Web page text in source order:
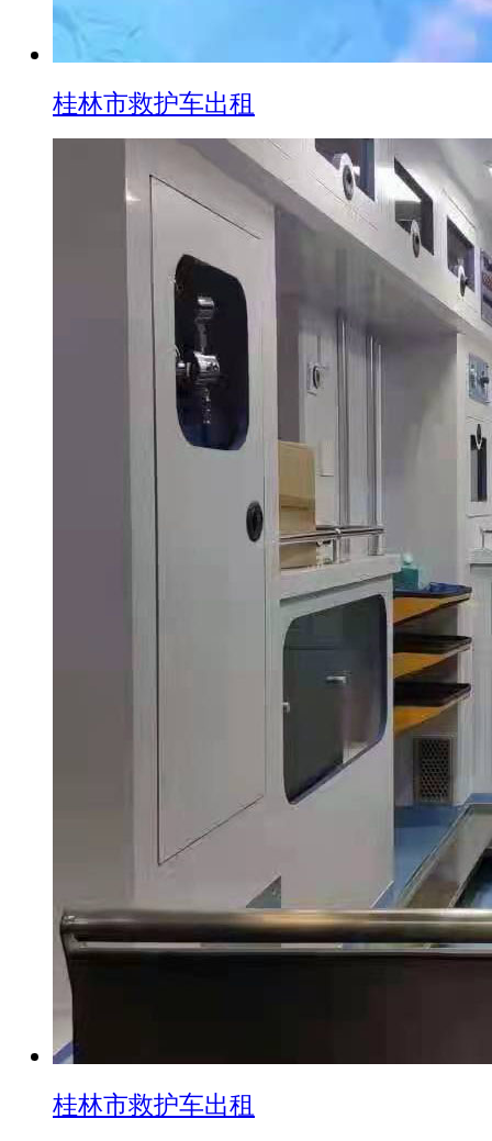
桂林市救护车出租
桂林市救护车出租